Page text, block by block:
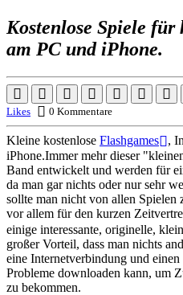
Kostenlose Spiele
am PC und iPhone.
Likes
0 Kommentare
Kleine kostenlose Flashgames
,
iPhone.Immer mehr dieser
Band entwickelt und werden für
da man gar nichts oder nur sehr
sollte man nicht von allen Spielen
vor allem für den kurzen
einige interessante, originelle,
großer Vorteil, dass man nichts
eine Internetverbindung und
Probleme downloaden kann, um
zu bekommen.